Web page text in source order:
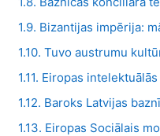
1.9. Bizantijas impērija:
1.10. Tuvo austrumu
1.11. Eiropas
1.12. Baroks Latvijas
1.13. Eiropas Sociālais